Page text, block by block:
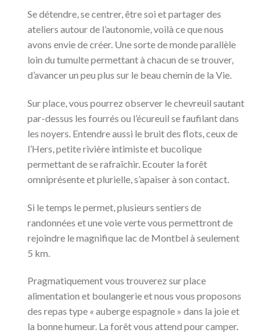
Se détendre, se centrer, être soi et partager des
ateliers autour de l’autonomie, voilà ce que nous
avons envie de créer. Une sorte de monde parallèle
loin du tumulte permettant à chacun de se trouver,
d’avancer un peu plus sur le beau chemin de la Vie.
Sur place, vous pourrez observer le chevreuil sautant
par-dessus les fourrés ou l’écureuil se faufilant dans
les noyers. Entendre aussi le bruit des flots, ceux de
l’Hers, petite rivière intimiste et bucolique
permettant de se rafraîchir. Ecouter la forêt
omniprésente et plurielle, s’apaiser à son contact.
Si le temps le permet, plusieurs sentiers de
randonnées et une voie verte vous permettront de
rejoindre le magnifique lac de Montbel à seulement
5 km.
Pragmatiquement vous trouverez sur place
alimentation et boulangerie et nous vous proposons
des repas type « auberge espagnole » dans la joie et
la bonne humeur. La forêt vous attend pour camper.